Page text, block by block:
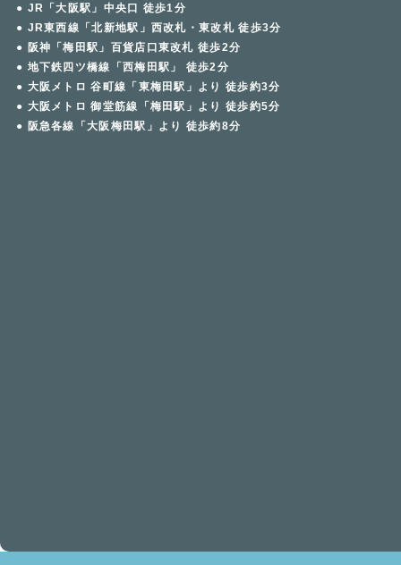
● JR「大阪駅」中央口 徒歩1分
● JR東西線「北新地駅」西改札・東改札 徒歩3分
● 阪神「梅田駅」百貨店口東改札 徒歩2分
● 地下鉄四ツ橋線「西梅田駅」 徒歩2分
● 大阪メトロ 谷町線「東梅田駅」より 徒歩約3分
● 大阪メトロ 御堂筋線「梅田駅」より 徒歩約5分
● 阪急各線「大阪梅田駅」より 徒歩約8分